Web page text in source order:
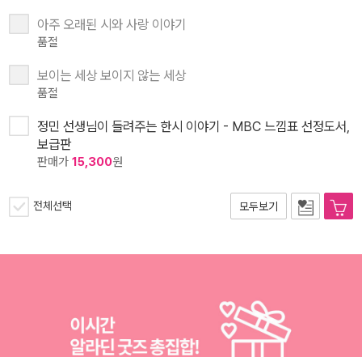
아주 오래된 시와 사랑 이야기
품절
보이는 세상 보이지 않는 세상
품절
정민 선생님이 들려주는 한시 이야기 - MBC 느낌표 선정도서,
보급판
판매가 15,300원
전체선택 모두보기